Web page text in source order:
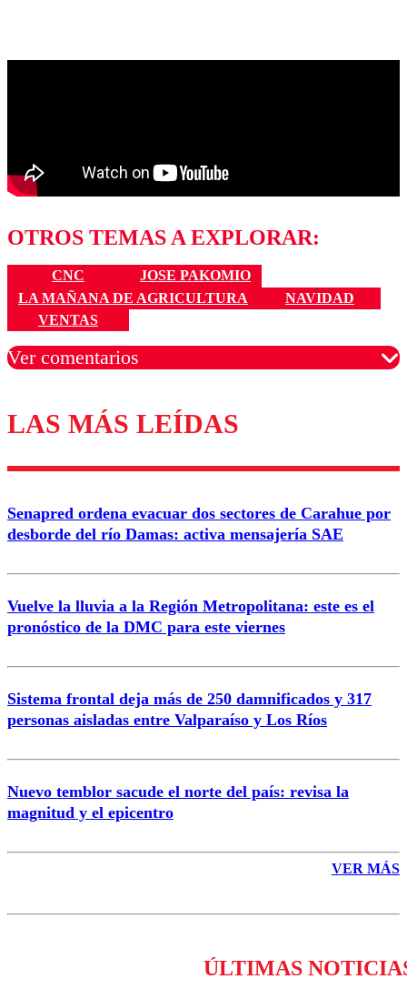
OTROS TEMAS A EXPLORAR:
CNC
JOSE PAKOMIO
LA MAÑANA DE AGRICULTURA
NAVIDAD
VENTAS
Ver comentarios
Los comentarios son moderados para garantizar un
diálogo respetuoso.
Correo
Enviar comentario
LAS MÁS LEÍDAS
Senapred ordena evacuar dos sectores de Carahue por
desborde del río Damas: activa mensajería SAE
Vuelve la lluvia a la Región Metropolitana: este es el
pronóstico de la DMC para este viernes
Sistema frontal deja más de 250 damnificados y 317
personas aisladas entre Valparaíso y Los Ríos
Nuevo temblor sacude el norte del país: revisa la
magnitud y el epicentro
VER MÁS
ÚLTIMAS